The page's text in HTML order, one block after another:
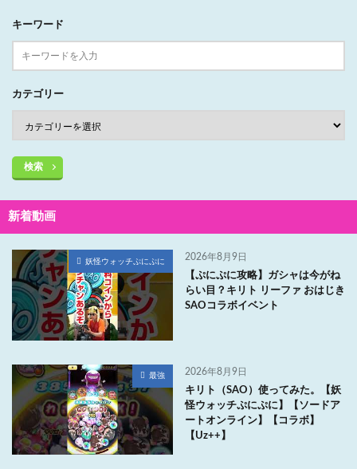
キーワード
カテゴリー
検索
新着動画
妖怪ウォッチぷにぷに 2026年8月9日
【ぷにぷに攻略】ガシャは今がね
らい目？キリト リーファ おはじき
SAOコラボイベント
最強 2026年8月9日
キリト（SAO）使ってみた。【妖
怪ウォッチぷにぷに】【ソードア
ートオンライン】【コラボ】
【Uz++】